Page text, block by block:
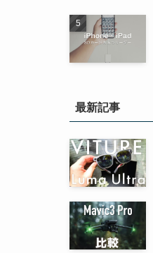
最新記事